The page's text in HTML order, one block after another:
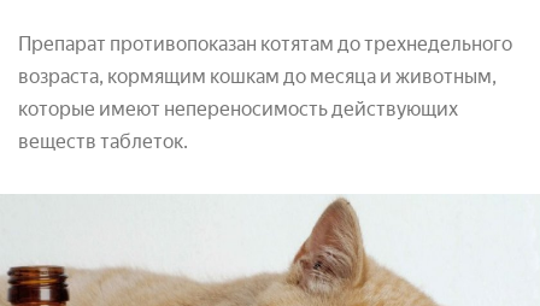
Препарат противопоказан котятам до трехнедельного
возраста, кормящим кошкам до месяца и животным,
которые имеют непереносимость действующих
веществ таблеток.